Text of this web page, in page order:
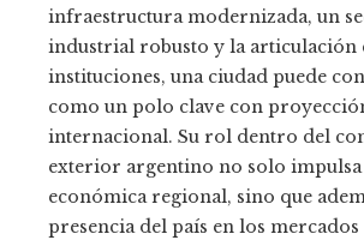
infraestructura modernizada, un
industrial robusto y la articulación
instituciones, una ciudad puede
como un polo clave con
internacional. Su rol dentro del
exterior argentino no solo
económica regional, sino que
presencia del país en los mercados